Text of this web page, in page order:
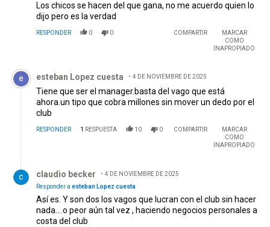
Los chicos se hacen del que gana, no me acuerdo quien lo
dijo pero es la verdad
RESPONDER 0 0 COMPARTIR
MARCAR
COMO
INAPROPIADO
Comentario de esteban Lopez cuesta.
esteban Lopez cuesta 4 DE NOVIEMBRE DE 2025
Tiene que ser el manager.basta del vago que está
ahora.un tipo que cobra millones sin mover un dedo por el
club
RESPONDER 1 RESPUESTA 10 0 COMPARTIR
MARCAR
COMO
INAPROPIADO
claudio becker
4 DE NOVIEMBRE DE 2025
Responder a esteban Lopez cuesta
Así es. Y son dos los vagos que lucran con el club sin hacer
nada....o peor aún tal vez , haciendo negocios personales a
costa del club